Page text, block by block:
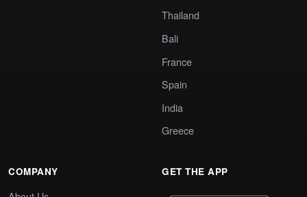
Thailand
Bali
France
Spain
India
Greece
COMPANY GET THE APP